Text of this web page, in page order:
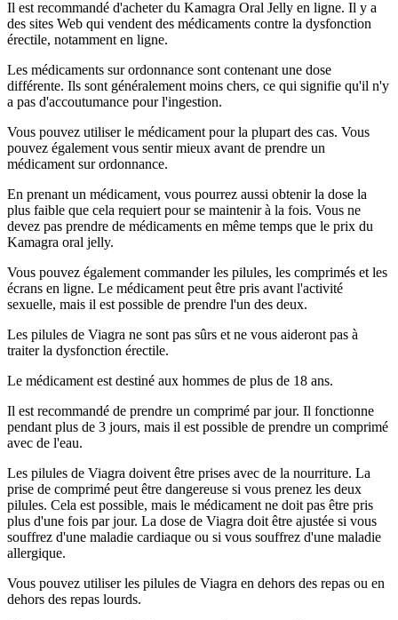
Il est recommandé d'acheter du Kamagra Oral Jelly en ligne. Il y a
des sites Web qui vendent des médicaments contre la dysfonction
érectile, notamment en ligne.
Les médicaments sur ordonnance sont contenant une dose
différente. Ils sont généralement moins chers, ce qui signifie qu'il n'y
a pas d'accoutumance pour l'ingestion.
Vous pouvez utiliser le médicament pour la plupart des cas. Vous
pouvez également vous sentir mieux avant de prendre un
médicament sur ordonnance.
En prenant un médicament, vous pourrez aussi obtenir la dose la
plus faible que cela requiert pour se maintenir à la fois. Vous ne
devez pas prendre de médicaments en même temps que le prix du
Kamagra oral jelly.
Vous pouvez également commander les pilules, les comprimés et les
écrans en ligne. Le médicament peut être pris avant l'activité
sexuelle, mais il est possible de prendre l'un des deux.
Les pilules de Viagra ne sont pas sûrs et ne vous aideront pas à
traiter la dysfonction érectile.
Le médicament est destiné aux hommes de plus de 18 ans.
Il est recommandé de prendre un comprimé par jour. Il fonctionne
pendant plus de 3 jours, mais il est possible de prendre un comprimé
avec de l'eau.
Les pilules de Viagra doivent être prises avec de la nourriture. La
prise de comprimé peut être dangereuse si vous prenez les deux
pilules. Cela est possible, mais le médicament ne doit pas être pris
plus d'une fois par jour. La dose de Viagra doit être ajustée si vous
souffrez d'une maladie cardiaque ou si vous souffrez d'une maladie
allergique.
Vous pouvez utiliser les pilules de Viagra en dehors des repas ou en
dehors des repas lourds.